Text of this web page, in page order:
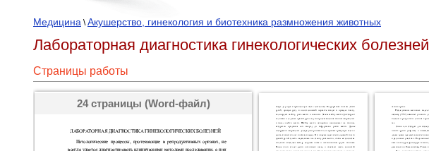
Медицина \Акушерство, гинекология и биотехника размножения животных
Лабораторная диагностика гинекологических болезней
Страницы работы
24 страницы (Word-файл)